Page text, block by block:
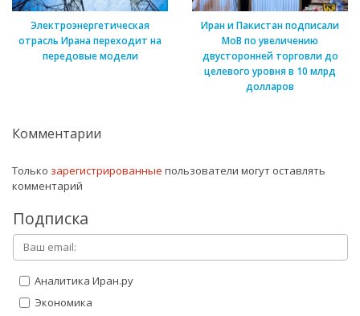
Электроэнергетическая
отрасль Ирана переходит на
передовые модели
Иран и Пакистан подписали
МоВ по увеличению
двусторонней торговли до
целевого уровня в 10 млрд
долларов
Комментарии
Только зарегистрированные пользователи могут оставлять
комментарий
Подписка
Аналитика Иран.ру
Экономика